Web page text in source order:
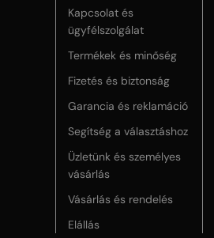
Kapcsolat és
ügyfélszolgálat
Termékek és minőség
Fizetés és biztonság
Garancia és reklamáció
Segítség a választáshoz
Üzletünk és személyes
vásárlás
Vásárlás és rendelés
Elállás